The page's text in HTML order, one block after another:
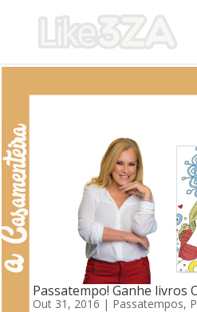
Passatempo! Ganhe livros
Out 31, 2016 | Passatempos,